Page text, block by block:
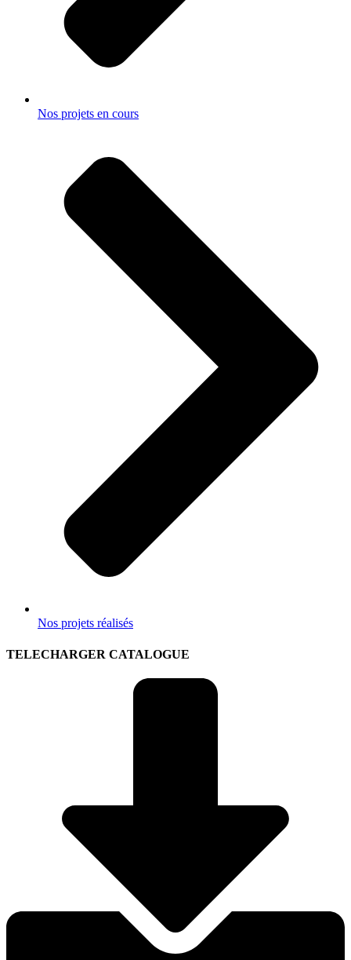
Nos projets en cours
Nos projets réalisés
TELECHARGER CATALOGUE